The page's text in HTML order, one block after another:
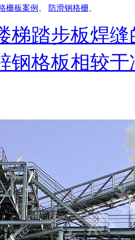
栅板案例 防滑钢格栅
梯踏步板焊
钢格板相较